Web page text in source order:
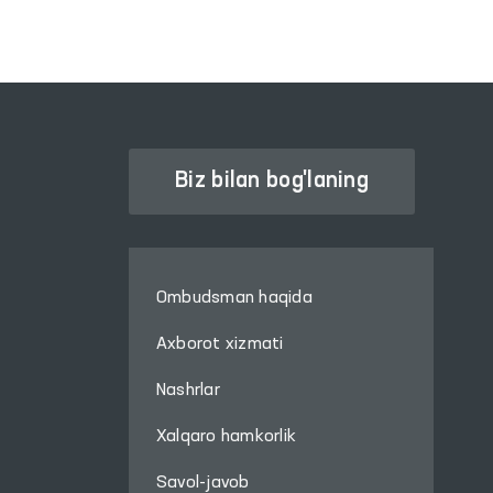
Biz bilan bog'laning
Ombudsman haqida
Axborot xizmati
Nashrlar
Xalqaro hamkorlik
Savol-javob